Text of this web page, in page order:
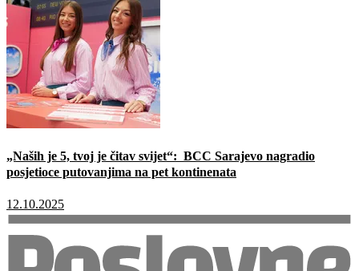
„Naših je 5, tvoj je čitav svijet“: BCC Sarajevo nagradio
posjetioce putovanjima na pet kontinenata
12.10.2025